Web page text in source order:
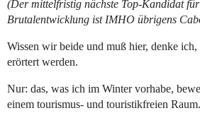
(Der mittelfristig nächste Top-Kandidat
Brutalentwicklung ist IMHO übrigens
Wissen wir beide und muß hier, denke
erörtert werden.
Nur: das, was ich im Winter vorhabe,
einem tourismus- und touristikfreien